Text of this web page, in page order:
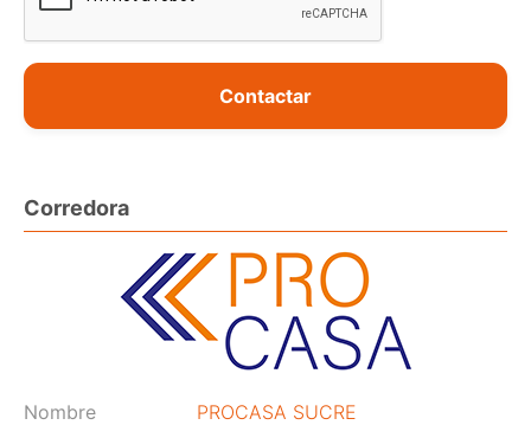
Contactar
Corredora
Nombre
PROCASA SUCRE